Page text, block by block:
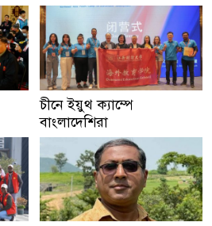
চীনে ইয়ুথ ক্যাম্পে
বাংলাদেশিরা